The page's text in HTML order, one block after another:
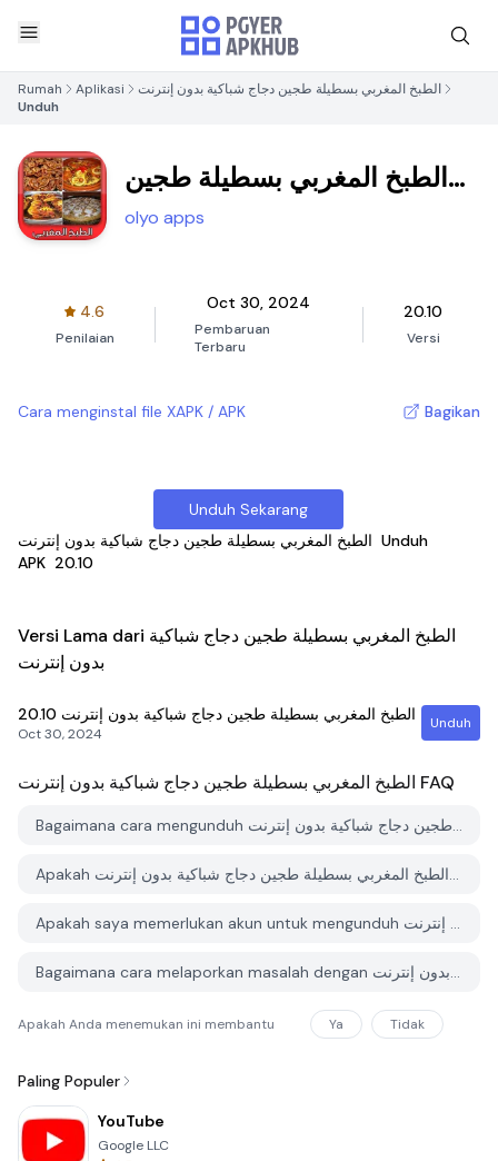
Rumah Aplikasi
الطبخ المغربي بسطيلة طجين دجاج شباكية بدون إنترنت
Unduh
الطبخ المغربي بسطيلة طجين
دجاج شباكية بدون إنترنت
olyo apps
4.6
Penilaian
Oct 30, 2024
Pembaruan
Terbaru
20.10
Versi
Cara menginstal file XAPK / APK Bagikan
Unduh Sekarang
الطبخ المغربي بسطيلة طجين دجاج شباكية بدون إنترنت Unduh
APK 20.10
Versi Lama dari الطبخ المغربي بسطيلة طجين دجاج شباكية
بدون إنترنت
الطبخ المغربي بسطيلة طجين دجاج شباكية بدون إنترنت 20.10
Oct 30, 2024
Unduh
الطبخ المغربي بسطيلة طجين دجاج شباكية بدون إنترنت FAQ
Bagaimana cara mengunduh الطبخ المغربي بسطيلة طجين دجاج شباكية بدون إنترنت dari PGYER APK HUB?
Apakah الطبخ المغربي بسطيلة طجين دجاج شباكية بدون إنترنت di PGYER APK HUB gratis untuk diunduh?
Apakah saya memerlukan akun untuk mengunduh الطبخ المغربي بسطيلة طجين دجاج شباكية بدون إنترنت dari PGYER APK HUB?
Bagaimana cara melaporkan masalah dengan الطبخ المغربي بسطيلة طجين دجاج شباكية بدون إنترنت di PGYER APK HUB?
Apakah Anda menemukan ini membantu Ya Tidak
Paling Populer
YouTube
Google LLC